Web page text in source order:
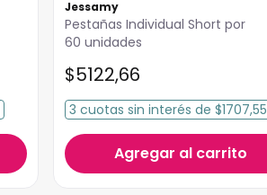
Jessamy
Pestañas Individual Short por
60 unidades
$5122,66
3 cuotas sin interés de $1707,55
Agregar al carrito